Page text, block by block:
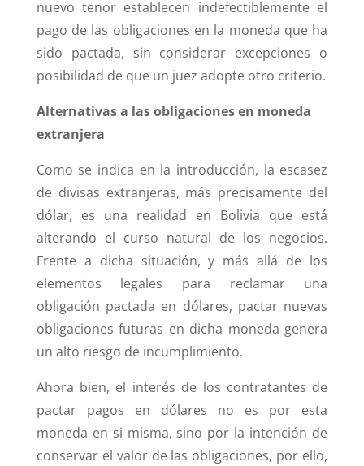
nuevo tenor establecen indefectiblemente el
pago de las obligaciones en la moneda que ha
sido pactada, sin considerar excepciones o
posibilidad de que un juez adopte otro criterio.
Alternativas a las obligaciones en moneda
extranjera
Como se indica en la introducción, la escasez
de divisas extranjeras, más precisamente del
dólar, es una realidad en Bolivia que está
alterando el curso natural de los negocios.
Frente a dicha situación, y más allá de los
elementos legales para reclamar una
obligación pactada en dólares, pactar nuevas
obligaciones futuras en dicha moneda genera
un alto riesgo de incumplimiento.
Ahora bien, el interés de los contratantes de
pactar pagos en dólares no es por esta
moneda en si misma, sino por la intención de
conservar el valor de las obligaciones, por ello,